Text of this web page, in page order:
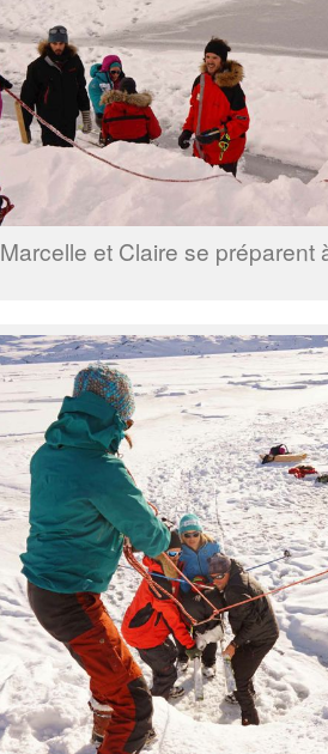
Marcelle et Claire se préparent